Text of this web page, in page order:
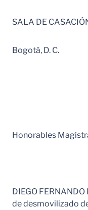
SALA DE
Bogotá, D. C.
Honorables
DIEGO
de desmovilizado